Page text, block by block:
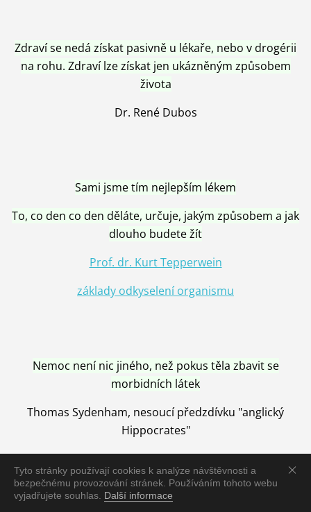
Tyto stránky používají cookies k analýze návštěvnosti a
bezpečnému provozování stránek. Používáním tohoto webu
vyjadřujete souhlas. Další informace
Zdraví se nedá získat pasivně u lékaře, nebo v drogérii
na rohu. Zdraví lze získat jen ukázněným způsobem
života
Dr. René Dubos
Sami jsme tím nejlepším lékem
To, co den co den děláte, určuje, jakým způsobem a jak
dlouho budete žít
Prof. dr. Kurt Tepperwein
základy odkyselení organismu
Nemoc není nic jiného, než pokus těla zbavit se
morbidních látek
Thomas Sydenham, nesoucí předzdívku "anglický
Hippocrates"
Nemoc je vyléčena jen pomocí Přírody, neutralizací a